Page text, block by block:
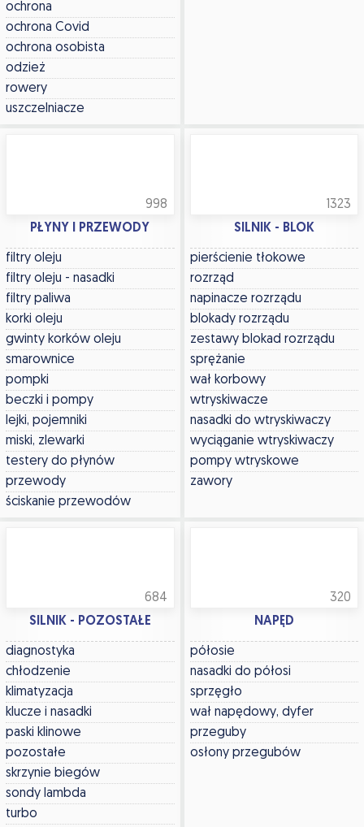
ochrona
ochrona Covid
ochrona osobista
odzież
rowery
uszczelniacze
998
PŁYNY I PRZEWODY
filtry oleju
filtry oleju - nasadki
filtry paliwa
korki oleju
gwinty korków oleju
smarownice
pompki
beczki i pompy
lejki, pojemniki
miski, zlewarki
testery do płynów
przewody
ściskanie przewodów
1323
SILNIK - BLOK
pierścienie tłokowe
rozrząd
napinacze rozrządu
blokady rozrządu
zestawy blokad rozrządu
sprężanie
wał korbowy
wtryskiwacze
nasadki do wtryskiwaczy
wyciąganie wtryskiwaczy
pompy wtryskowe
zawory
684
SILNIK - POZOSTAŁE
diagnostyka
chłodzenie
klimatyzacja
klucze i nasadki
paski klinowe
pozostałe
skrzynie biegów
sondy lambda
turbo
320
NAPĘD
półosie
nasadki do półosi
sprzęgło
wał napędowy, dyfer
przeguby
osłony przegubów